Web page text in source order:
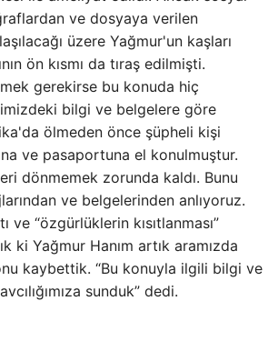
ve dosyaya verilen
üzere Yağmur'un kaşları
ön kısmı da tıraş edilmişti.
gerekirse bu konuda hiç
bilgi ve belgelere göre
ölmeden önce şüpheli kişi
ve pasaportuna el konulmuştur.
dönmemek zorunda kaldı. Bunu
ve belgelerinden anlıyoruz.
ve “özgürlüklerin kısıtlanması”
ki Yağmur Hanım artık aramızda
kaybettik. “Bu konuyla ilgili bilgi ve
sunduk” dedi.